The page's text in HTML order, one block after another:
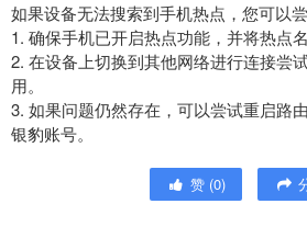
如果设备无法搜索到手机热点，您可以
1. 确保手机已开启热点功能，并将热点
2. 在设备上切换到其他网络进行连接尝
用。
3. 如果问题仍然存在，可以尝试重启路
银豹账号。
赞 (0)